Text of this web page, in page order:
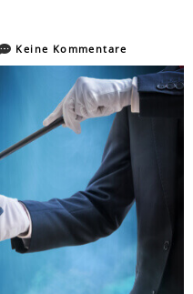
Keine Kommentare